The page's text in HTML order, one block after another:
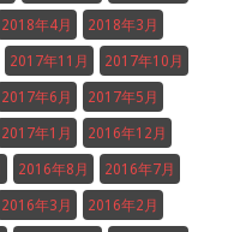
2018年4月 2018年3月
2017年11月 2017年10月
2017年6月 2017年5月
2017年1月 2016年12月
2016年8月 2016年7月
2016年3月 2016年2月